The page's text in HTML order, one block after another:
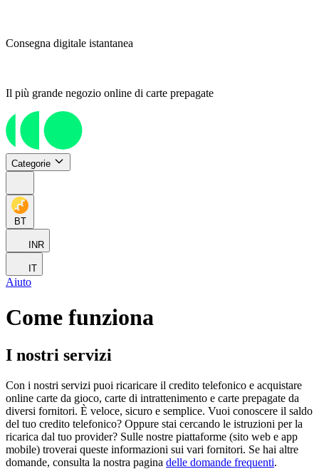
Consegna digitale istantanea
Il più grande negozio online di carte prepagate
Categorie
BT
INR
IT
Aiuto
Come funziona
I nostri servizi
Con i nostri servizi puoi ricaricare il credito telefonico e acquistare
online carte da gioco, carte di intrattenimento e carte prepagate da
diversi fornitori. È veloce, sicuro e semplice. Vuoi conoscere il saldo
del tuo credito telefonico? Oppure stai cercando le istruzioni per la
ricarica dal tuo provider? Sulle nostre piattaforme (sito web e app
mobile) troverai queste informazioni sui vari fornitori. Se hai altre
domande, consulta la nostra pagina delle domande frequenti.